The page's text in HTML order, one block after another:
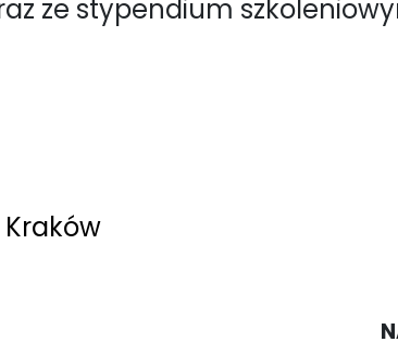
ze stypendium
Kraków